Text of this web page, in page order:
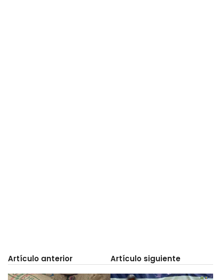
Artículo anterior Artículo siguiente